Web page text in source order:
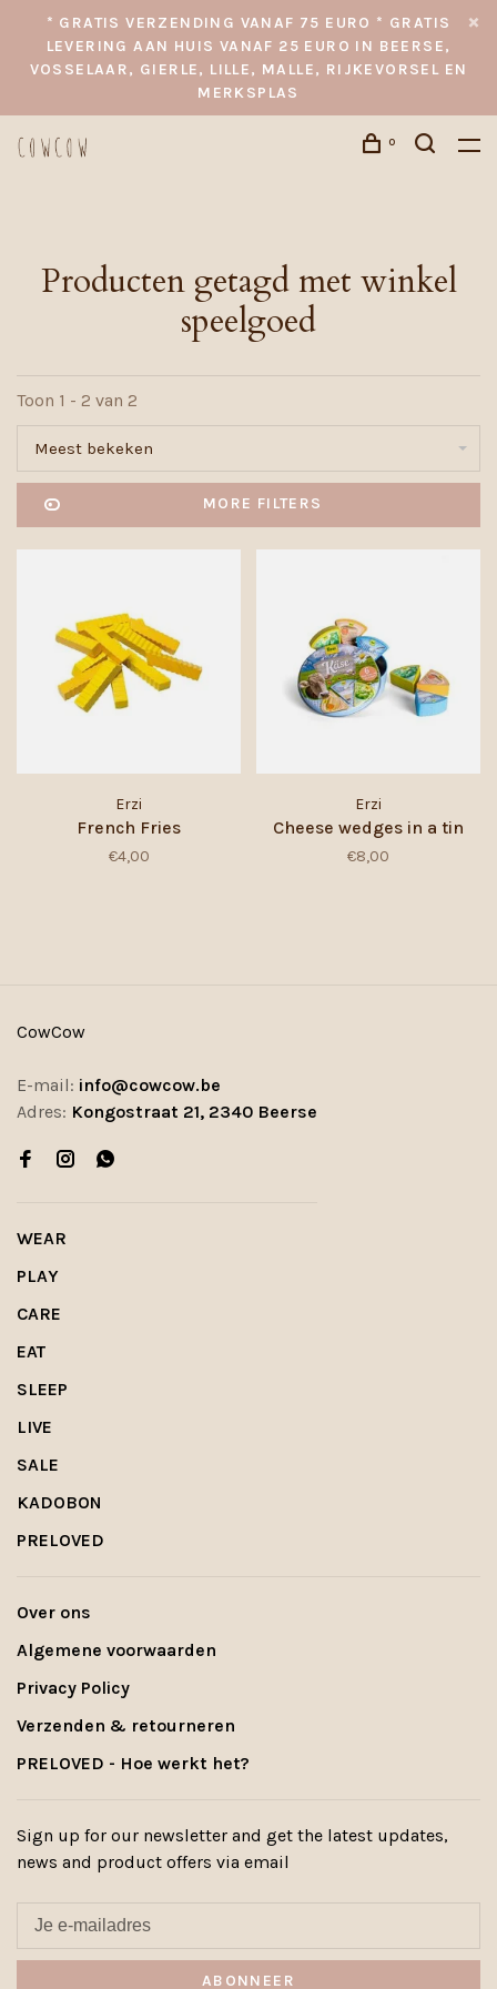
* GRATIS VERZENDING VANAF 75 EURO * GRATIS
LEVERING AAN HUIS VANAF 25 EURO IN BEERSE,
VOSSELAAR, GIERLE, LILLE, MALLE, RIJKEVORSEL EN
MERKSPLAS
0
Producten getagd met winkel
speelgoed
Toon 1 - 2 van 2
Meest bekeken
MORE FILTERS
Erzi
French Fries
€4,00
Erzi
Cheese wedges in a tin
€8,00
CowCow
E-mail: info@cowcow.be
Adres: Kongostraat 21, 2340 Beerse
WEAR
PLAY
CARE
EAT
SLEEP
LIVE
SALE
KADOBON
PRELOVED
Over ons
Algemene voorwaarden
Privacy Policy
Verzenden & retourneren
PRELOVED - Hoe werkt het?
Sign up for our newsletter and get the latest updates,
news and product offers via email
ABONNEER